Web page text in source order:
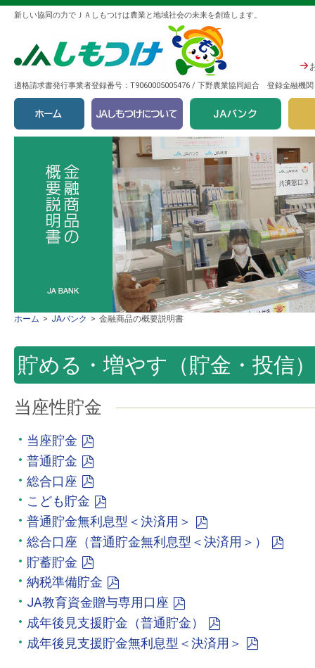
新しい協同の力でＪＡしもつけは農業と地域社会の未来を創造します。
適格請求書発行事業者登録番号：T9060005005476 / 下野農業協同組合 登録金融機
ホーム JAバンク 金融商品の概要説明書
貯める・増やす（貯金・投信）
当座性貯金
当座貯金
普通貯金
総合口座
こども貯金
普通貯金無利息型＜決済用＞
総合口座（普通貯金無利息型＜決済用＞）
貯蓄貯金
納税準備貯金
JA教育資金贈与専用口座
成年後見支援貯金（普通貯金）
成年後見支援貯金無利息型＜決済用＞